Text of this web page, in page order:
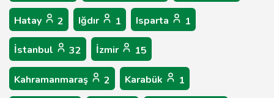
Hatay 2 Iğdır 1 Isparta 1
İstanbul 32 İzmir 15
Kahramanmaraş 2 Karabük 1